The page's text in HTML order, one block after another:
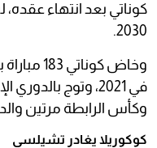
كوناتي بعد انتهاء عقده،
2030.
وخاض
في 2021، وتوج
وكأس الرابطة مرتين
كوكوريلا يغادر تشيلسي